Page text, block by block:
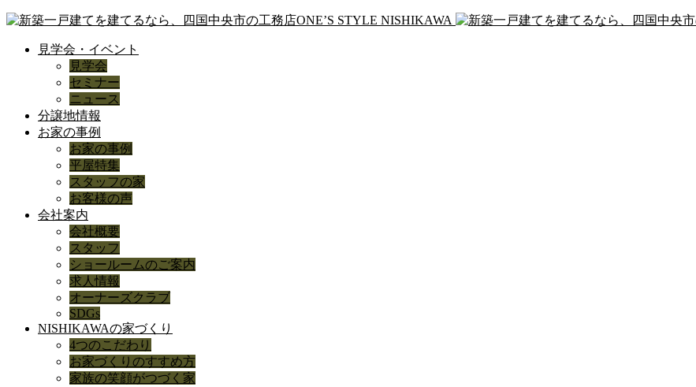
見学会・イベント
見学会
セミナー
ニュース
分譲地情報
お家の事例
お家の事例
平屋特集
スタッフの家
お客様の声
会社案内
会社概要
スタッフ
ショールームのご案内
求人情報
オーナーズクラブ
SDGs
NISHIKAWAの家づくり
4つのこだわり
お家づくりのすすめ方
家族の笑顔がつづく家